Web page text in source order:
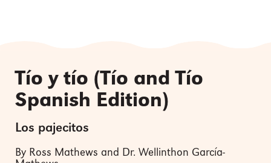
Tío y tío (Tío and Tío
Spanish Edition)
Los pajecitos
By Ross Mathews and Dr. Wellinthon García-